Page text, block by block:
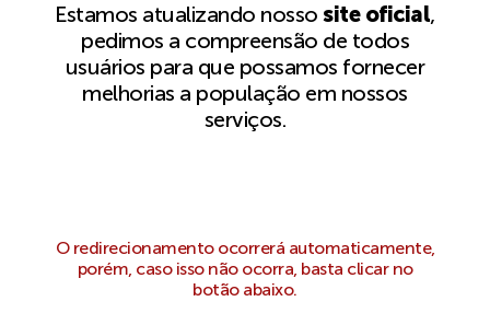
Estamos atualizando nossosite oficial,
pedimos a compreensão de todos
usuários para que possamos fornecer
melhorias a população em nossos
serviços.
O redirecionamento ocorrerá automaticamente,
porém, caso isso não ocorra, basta clicar no
botão abaixo.